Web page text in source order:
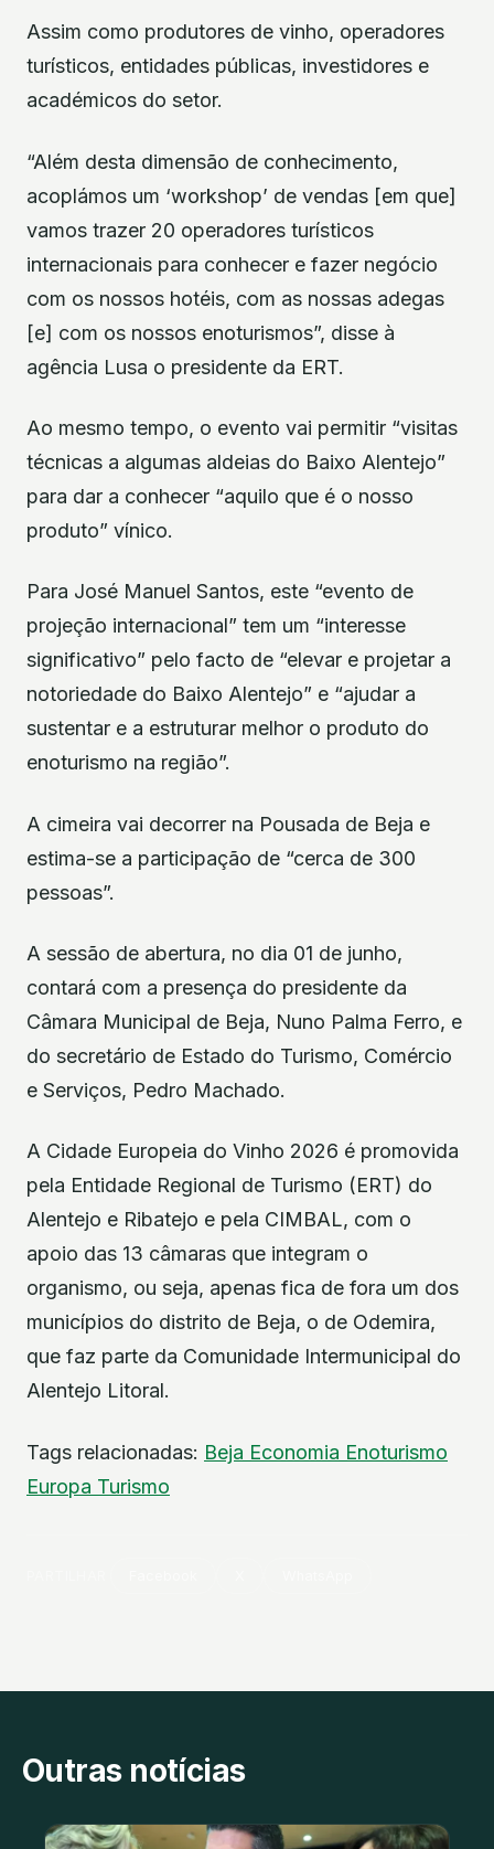
Assim como produtores de vinho, operadores
turísticos, entidades públicas, investidores e
académicos do setor.
“Além desta dimensão de conhecimento,
acoplámos um ‘workshop’ de vendas [em que]
vamos trazer 20 operadores turísticos
internacionais para conhecer e fazer negócio
com os nossos hotéis, com as nossas adegas
[e] com os nossos enoturismos”, disse à
agência Lusa o presidente da ERT.
Ao mesmo tempo, o evento vai permitir “visitas
técnicas a algumas aldeias do Baixo Alentejo”
para dar a conhecer “aquilo que é o nosso
produto” vínico.
Para José Manuel Santos, este “evento de
projeção internacional” tem um “interesse
significativo” pelo facto de “elevar e projetar a
notoriedade do Baixo Alentejo” e “ajudar a
sustentar e a estruturar melhor o produto do
enoturismo na região”.
A cimeira vai decorrer na Pousada de Beja e
estima-se a participação de “cerca de 300
pessoas”.
A sessão de abertura, no dia 01 de junho,
contará com a presença do presidente da
Câmara Municipal de Beja, Nuno Palma Ferro, e
do secretário de Estado do Turismo, Comércio
e Serviços, Pedro Machado.
A Cidade Europeia do Vinho 2026 é promovida
pela Entidade Regional de Turismo (ERT) do
Alentejo e Ribatejo e pela CIMBAL, com o
apoio das 13 câmaras que integram o
organismo, ou seja, apenas fica de fora um dos
municípios do distrito de Beja, o de Odemira,
que faz parte da Comunidade Intermunicipal do
Alentejo Litoral.
Tags relacionadas: Beja Economia Enoturismo
Europa Turismo
Outras notícias